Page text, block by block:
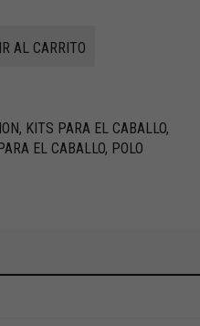
AL CARRITO
, KITS PARA EL CABALLO,
EL CABALLO, POLO